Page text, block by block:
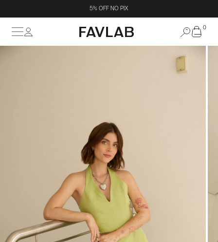
5% OFF NO PIX
0